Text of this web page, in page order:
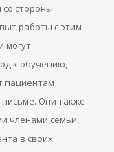
стороны
работы с этим
могут
к обучению,
пациентам
письме. Они также
членами семьи,
в своих